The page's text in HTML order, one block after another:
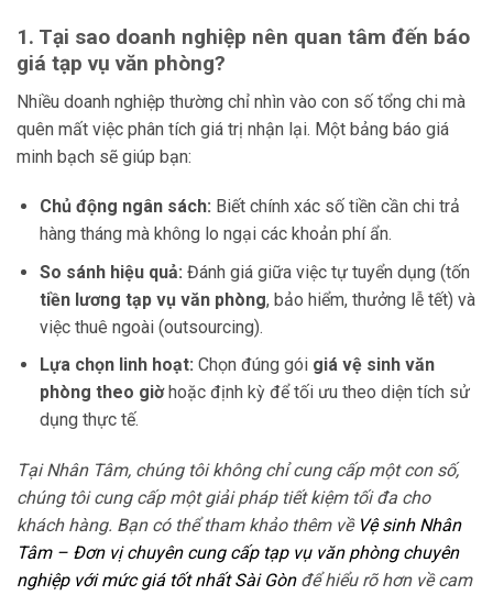
1. Tại sao doanh nghiệp nên quan tâm đến báo
giá tạp vụ văn phòng?
Nhiều doanh nghiệp thường chỉ nhìn vào con số tổng chi mà
quên mất việc phân tích giá trị nhận lại. Một bảng báo giá
minh bạch sẽ giúp bạn:
Chủ động ngân sách: Biết chính xác số tiền cần chi trả
hàng tháng mà không lo ngại các khoản phí ẩn.
So sánh hiệu quả: Đánh giá giữa việc tự tuyển dụng (tốn
tiền lương tạp vụ văn phòng, bảo hiểm, thưởng lễ tết) và
việc thuê ngoài (outsourcing).
Lựa chọn linh hoạt: Chọn đúng gói giá vệ sinh văn
phòng theo giờhoặc định kỳ để tối ưu theo diện tích sử
dụng thực tế.
Tại Nhân Tâm, chúng tôi không chỉ cung cấp một con số,
chúng tôi cung cấp một giải pháp tiết kiệm tối đa cho
khách hàng. Bạn có thể tham khảo thêm về Vệ sinh Nhân
Tâm – Đơn vị chuyên cung cấp tạp vụ văn phòng chuyên
nghiệp với mức giá tốt nhất Sài Gònđể hiểu rõ hơn về cam